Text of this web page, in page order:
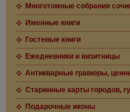
Многотомные собрания
Именные книги
Гостевые книги
Ежедневники и визитницы
Антикварные гравюры,
Старинные карты городов,
Подарочные иконы